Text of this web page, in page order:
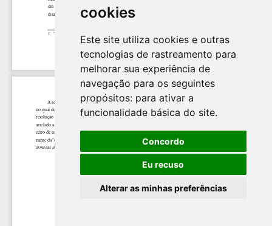
cookies
Este site utiliza cookies e outras
tecnologias de rastreamento para
melhorar sua experiência de
navegação para os seguintes
propósitos: para ativar a
funcionalidade básica do site.
Concordo
Eu recuso
Alterar as minhas preferências